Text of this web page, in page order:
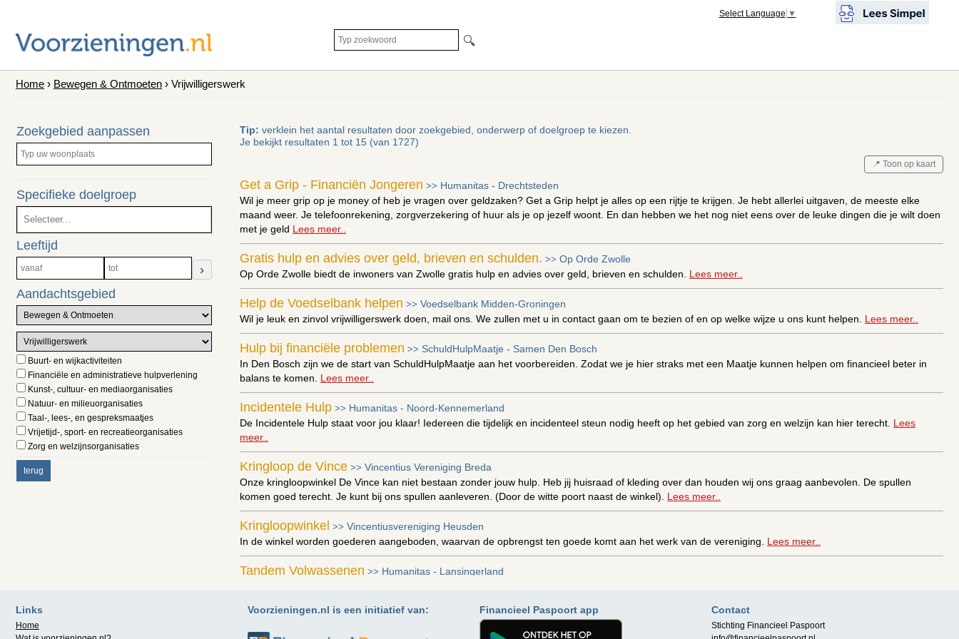
Select Language ▼
🔍
Home › Bewegen & Ontmoeten › Vrijwilligerswerk
Zoekgebied aanpassen
Specifieke doelgroep
Leeftijd
›
Aandachtsgebied
Buurt- en wijkactiviteiten
Financiële en administratieve hulpverlening
Kunst-, cultuur- en mediaorganisaties
Natuur- en milieuorganisaties
Taal-, lees-, en gespreksmaatjes
Vrijetijd-, sport- en recreatieorganisaties
Zorg en welzijnsorganisaties
Tip: verklein het aantal resultaten door zoekgebied, onderwerp of doelgroep te kiezen.
Je bekijkt resultaten 1 tot 15 (van 1727)
📍 Toon op kaart
Get a Grip - Financiën Jongeren >> Humanitas - Drechtsteden
Wil je meer grip op je money of heb je vragen over geldzaken? Get a Grip helpt je alles op een rijtje te krijgen. Je hebt allerlei uitgaven, de meeste elke
maand weer. Je telefoonrekening, zorgverzekering of huur als je op jezelf woont. En dan hebben we het nog niet eens over de leuke dingen die je wilt doen
met je geld Lees meer..
Gratis hulp en advies over geld, brieven en schulden. >> Op Orde Zwolle
Op Orde Zwolle biedt de inwoners van Zwolle gratis hulp en advies over geld, brieven en schulden. Lees meer..
Help de Voedselbank helpen >> Voedselbank Midden-Groningen
Wil je leuk en zinvol vrijwilligerswerk doen, mail ons. We zullen met u in contact gaan om te bezien of en op welke wijze u ons kunt helpen. Lees meer..
Hulp bij financiële problemen >> SchuldHulpMaatje - Samen Den Bosch
In Den Bosch zijn we de start van SchuldHulpMaatje aan het voorbereiden. Zodat we je hier straks met een Maatje kunnen helpen om financieel beter in
balans te komen. Lees meer..
Incidentele Hulp >> Humanitas - Noord-Kennemerland
De Incidentele Hulp staat voor jou klaar! Iedereen die tijdelijk en incidenteel steun nodig heeft op het gebied van zorg en welzijn kan hier terecht. Lees
meer..
Kringloop de Vince >> Vincentius Vereniging Breda
Onze kringloopwinkel De Vince kan niet bestaan zonder jouw hulp. Heb jij huisraad of kleding over dan houden wij ons graag aanbevolen. De spullen
komen goed terecht. Je kunt bij ons spullen aanleveren. (Door de witte poort naast de winkel). Lees meer..
Kringloopwinkel >> Vincentiusvereniging Heusden
In de winkel worden goederen aangeboden, waarvan de opbrengst ten goede komt aan het werk van de vereniging. Lees meer..
Tandem Volwassenen >> Humanitas - Lansingerland
Thuisadministratie
Links
Home
Voorzieningen.nl is een initiatief van: Financieel Paspoort app Contact
Stichting Financieel Paspoort